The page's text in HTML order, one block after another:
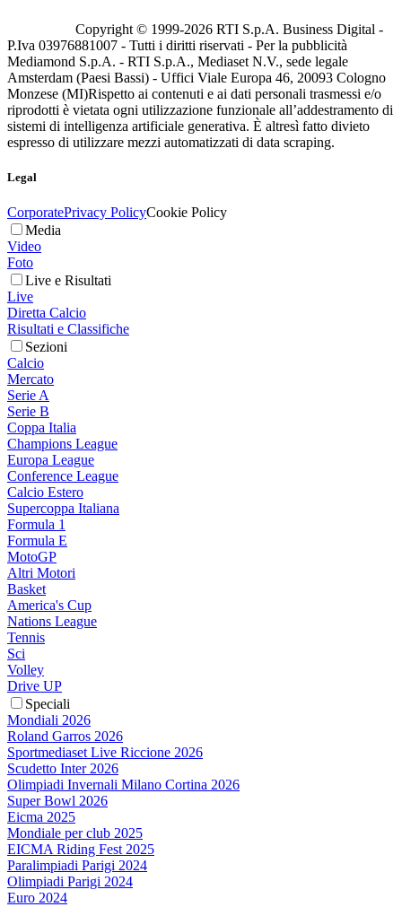
Copyright © 1999-2026 RTI S.p.A. Business Digital -
P.Iva 03976881007 - Tutti i diritti riservati - Per la pubblicità
Mediamond S.p.A. - RTI S.p.A., Mediaset N.V., sede legale
Amsterdam (Paesi Bassi) - Uffici Viale Europa 46, 20093 Cologno
Monzese (MI)Rispetto ai contenuti e ai dati personali trasmessi e/o
riprodotti è vietata ogni utilizzazione funzionale all’addestramento di
sistemi di intelligenza artificiale generativa. È altresì fatto divieto
espresso di utilizzare mezzi automatizzati di data scraping.
Legal
CorporatePrivacy PolicyCookie Policy
Media
Video
Foto
Live e Risultati
Live
Diretta Calcio
Risultati e Classifiche
Sezioni
Calcio
Mercato
Serie A
Serie B
Coppa Italia
Champions League
Europa League
Conference League
Calcio Estero
Supercoppa Italiana
Formula 1
Formula E
MotoGP
Altri Motori
Basket
America's Cup
Nations League
Tennis
Sci
Volley
Drive UP
Speciali
Mondiali 2026
Roland Garros 2026
Sportmediaset Live Riccione 2026
Scudetto Inter 2026
Olimpiadi Invernali Milano Cortina 2026
Super Bowl 2026
Eicma 2025
Mondiale per club 2025
EICMA Riding Fest 2025
Paralimpiadi Parigi 2024
Olimpiadi Parigi 2024
Euro 2024